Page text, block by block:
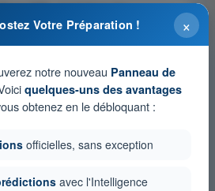
STS - Limitations des
×
Votre Préparation !
notre nouveau Panneau de
quelques-uns des avantages
obtenez en le débloquant :
officielles, sans exception
avec l'Intelligence